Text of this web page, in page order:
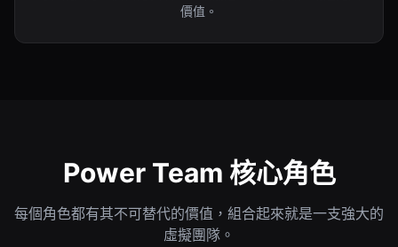
價值。
Power Team 核心角色
每個角色都有其不可替代的價值，組合起來就是一支強大的
虛擬團隊。